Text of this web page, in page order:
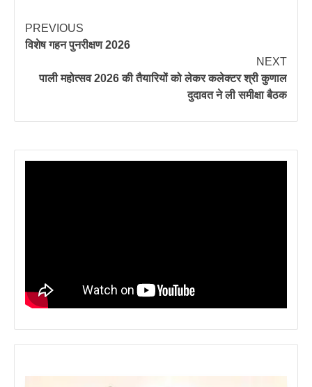
PREVIOUS
विशेष गहन पुनरीक्षण 2026
NEXT
पाली महोत्सव 2026 की तैयारियों को लेकर कलेक्टर श्री कुणाल
दुदावत ने ली समीक्षा बैठक